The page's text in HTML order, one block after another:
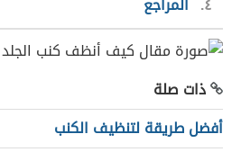
ذات صلة
أفضل طريقة لتنظيف الكنب